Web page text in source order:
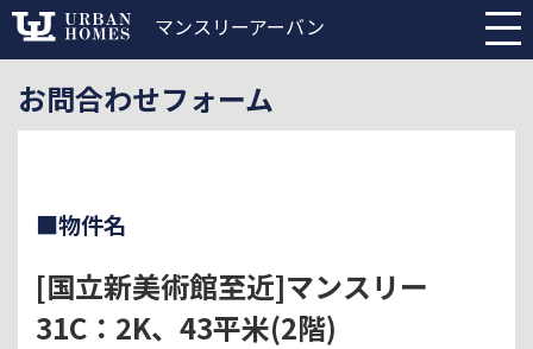
マンスリーアーバン
お問合わせフォーム
■物件名
[国立新美術館至近]マンスリー
31C：2K、43平米(2階)